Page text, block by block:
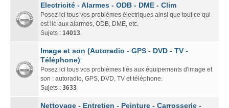
Electricité - Alarmes - ODB - DME - Clim
Posez ici tous vos problèmes électriques ainsi que tout ce qui
est lié aux alarmes, ODB, DME, etc.
Sujets : 14013
Image et son (Autoradio - GPS - DVD - TV -
Téléphone)
Posez ici tous vos problèmes liés aux équipements d'image et
son : autoradio, GPS, DVD, TV et téléphone.
Sujets : 3633
Nettoyage - Entretien - Peinture - Carrosserie -